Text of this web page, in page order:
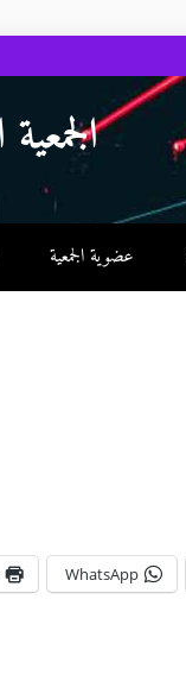
عضوية الجمعية
WhatsApp